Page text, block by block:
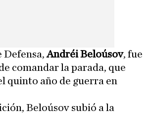
Defensa,Andréi Beloúsov, fue
comandar la parada, que
quinto año de guerra en
Beloúsov subió a la